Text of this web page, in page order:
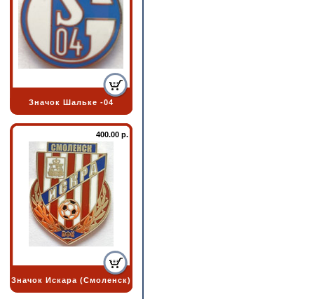
Значок Шальке -04
400.00 р.
Значок Искара (Смоленск)